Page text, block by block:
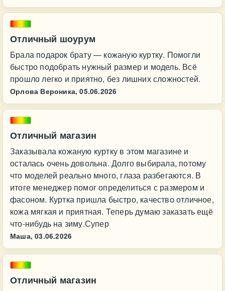
Отличный шоурум
Брала подарок брату — кожаную куртку. Помогли
быстро подобрать нужный размер и модель. Всё
прошло легко и приятно, без лишних сложностей.
Орлова Вероника, 05.06.2026
Отличный магазин
Заказывала кожаную куртку в этом магазине и
осталась очень довольна. Долго выбирала, потому
что моделей реально много, глаза разбегаются. В
итоге менеджер помог определиться с размером и
фасоном. Куртка пришла быстро, качество отличное,
кожа мягкая и приятная. Теперь думаю заказать ещё
что-нибудь на зиму.Супер
Маша, 03.06.2026
Отличный магазин